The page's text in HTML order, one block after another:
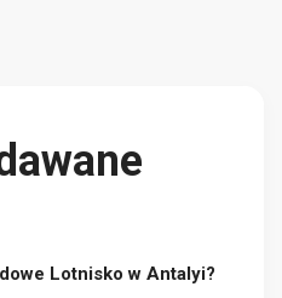
Lotnisko w Antalyi?